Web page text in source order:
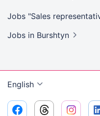
Jobs "Sales
Jobs in Burshtyn
English